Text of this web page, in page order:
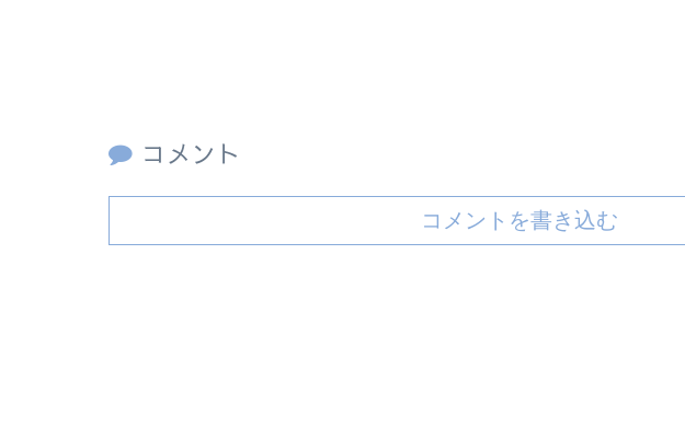
コメント
コメントを書き込む